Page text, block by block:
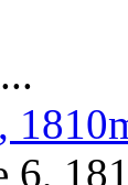
6,